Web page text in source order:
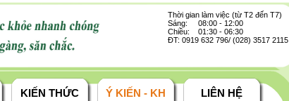
Thời gian làm việc (từ T2 đến T7)
Sáng: 08:00 - 12:00
Chiều: 01:30 - 06:30
ĐT: 0919 632 796/ (028) 3517 2115
KIẾN THỨC Ý KIẾN - KH LIÊN HỆ